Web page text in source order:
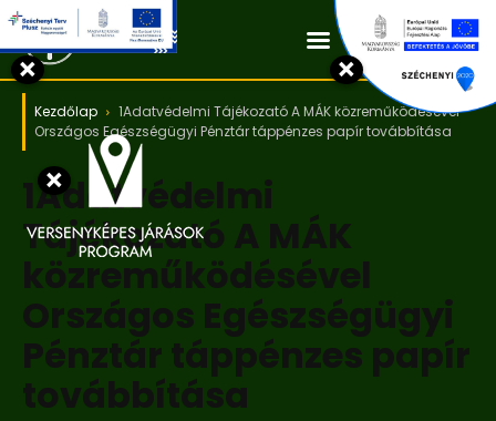
Kapcsolat
Kezdőlap
1Adatvédelmi Tájékozató A MÁK közreműködésével
Országos Egészségügyi Pénztár táppénzes papír továbbítása
1Adatvédelmi
Tájékozató A MÁK
közreműködésével
Országos Egészségügyi
Pénztár táppénzes papír
továbbítása
×
×
×